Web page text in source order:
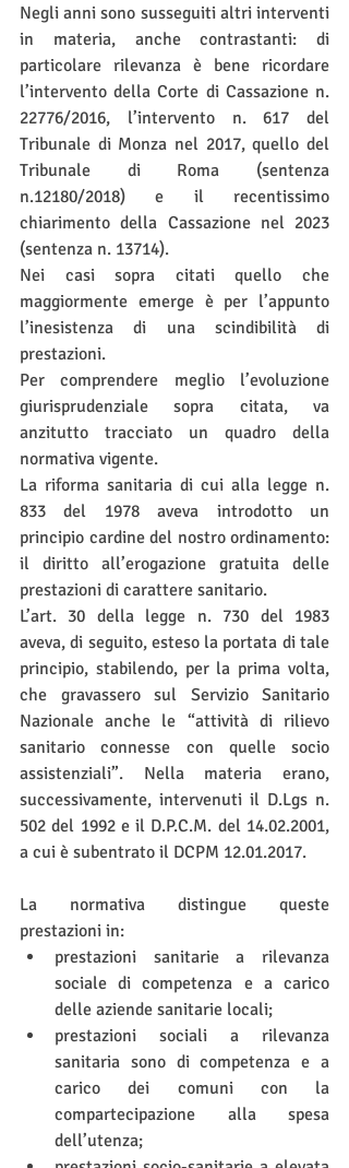
Negli anni sono susseguiti altri interventi
in materia, anche contrastanti: di
particolare rilevanza è bene ricordare
l’intervento della Corte di Cassazione n.
22776/2016, l’intervento n. 617 del
Tribunale di Monza nel 2017, quello del
Tribunale di Roma (sentenza
n.12180/2018) e il recentissimo
chiarimento della Cassazione nel 2023
(sentenza n. 13714).
Nei casi sopra citati quello che
maggiormente emerge è per l’appunto
l’inesistenza di una scindibilità di
prestazioni.
Per comprendere meglio l’evoluzione
giurisprudenziale sopra citata, va
anzitutto tracciato un quadro della
normativa vigente.
La riforma sanitaria di cui alla legge n.
833 del 1978 aveva introdotto un
principio cardine del nostro ordinamento:
il diritto all’erogazione gratuita delle
prestazioni di carattere sanitario.
L’art. 30 della legge n. 730 del 1983
aveva, di seguito, esteso la portata di tale
principio, stabilendo, per la prima volta,
che gravassero sul Servizio Sanitario
Nazionale anche le “attività di rilievo
sanitario connesse con quelle socio
assistenziali”. Nella materia erano,
successivamente, intervenuti il D.Lgs n.
502 del 1992 e il D.P.C.M. del 14.02.2001,
a cui è subentrato il DCPM 12.01.2017.
La normativa distingue queste
prestazioni in:
prestazioni sanitarie a rilevanza
sociale di competenza e a carico
delle aziende sanitarie locali;
prestazioni sociali a rilevanza
sanitaria sono di competenza e a
carico dei comuni con la
compartecipazione alla spesa
dell’utenza;